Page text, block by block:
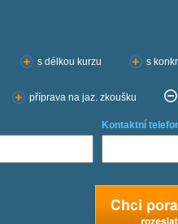
s délkou kurzu s
příprava na jaz. zkoušku
Kontaktní